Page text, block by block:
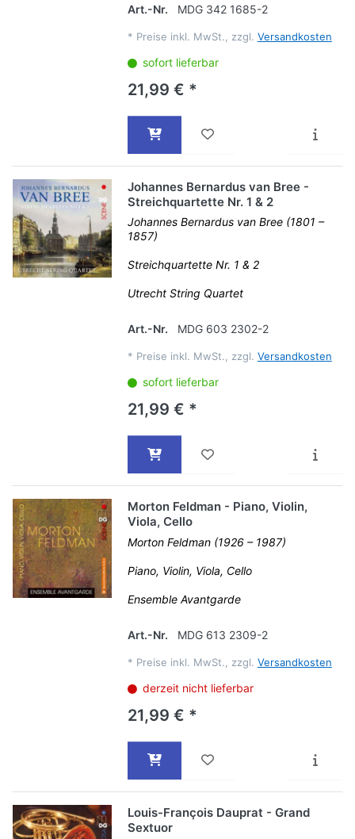
Art.-Nr. MDG 342 1685-2
* Preise inkl. MwSt., zzgl. Versandkosten
sofort lieferbar
21,99 € *
Johannes Bernardus van Bree -
Streichquartette Nr. 1 & 2
Johannes Bernardus van Bree (1801 –
1857)
Streichquartette Nr. 1 & 2
Utrecht String Quartet
Art.-Nr. MDG 603 2302-2
* Preise inkl. MwSt., zzgl. Versandkosten
sofort lieferbar
21,99 € *
Morton Feldman - Piano, Violin,
Viola, Cello
Morton Feldman (1926 – 1987)
Piano, Violin, Viola, Cello
Ensemble Avantgarde
Art.-Nr. MDG 613 2309-2
* Preise inkl. MwSt., zzgl. Versandkosten
derzeit nicht lieferbar
21,99 € *
Louis-François Dauprat - Grand
Sextuor